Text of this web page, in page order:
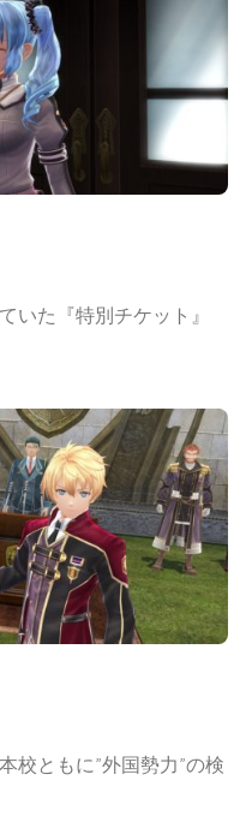
いた『特別チケット』
校ともに”外国勢力”の検